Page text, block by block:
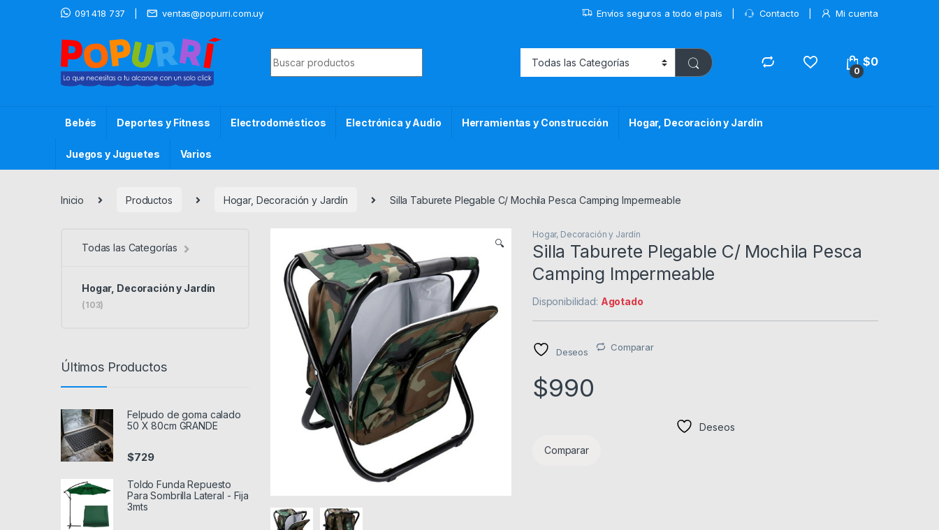
Skip to navigation
Skip to content 091 418 737 ventas@popurri.com.uy Envíos seguros a todo el país Contacto Mi cuenta
0
$0
Bebés Deportes y Fitness Electrodomésticos Electrónica y Audio Herramientas y Construcción Hogar, Decoración y Jardín
Juegos y Juguetes Varios
Inicio Productos Hogar, Decoración y Jardín Silla Taburete Plegable C/ Mochila Pesca Camping Impermeable
🔍
Hogar, Decoración y Jardín
Silla Taburete Plegable C/ Mochila Pesca
Camping Impermeable
Disponibilidad: Agotado
Deseos Comparar
$990
Deseos
Comparar
Todas las Categorías
Hogar, Decoración y Jardín
(103)
Últimos Productos
Felpudo de goma calado
50 X 80cm GRANDE
$729
Toldo Funda Repuesto
Para Sombrilla Lateral - Fija
3mts